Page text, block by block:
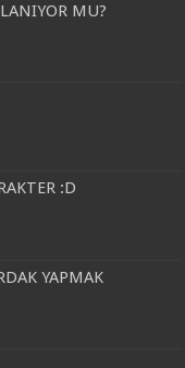
MU?
:D
YAPMAK